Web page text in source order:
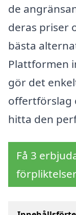
de
deras priser
bästa
Plattformen
gör det
offertförslag
hitta den
Få 3